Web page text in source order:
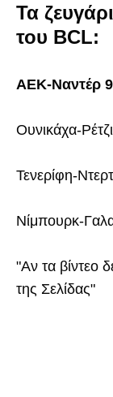
Τα
του BCL:
ΑΕΚ-Ναντέρ
Ουνικάχα-
Τενερίφη-
Νίμπουρκ-
"Αν τα βίντεο
της Σελίδας"